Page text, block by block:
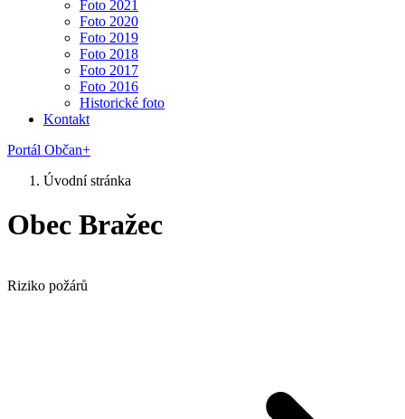
Foto 2021
Foto 2020
Foto 2019
Foto 2018
Foto 2017
Foto 2016
Historické foto
Kontakt
Portál Občan+
Úvodní stránka
Obec Bražec
Riziko požárů